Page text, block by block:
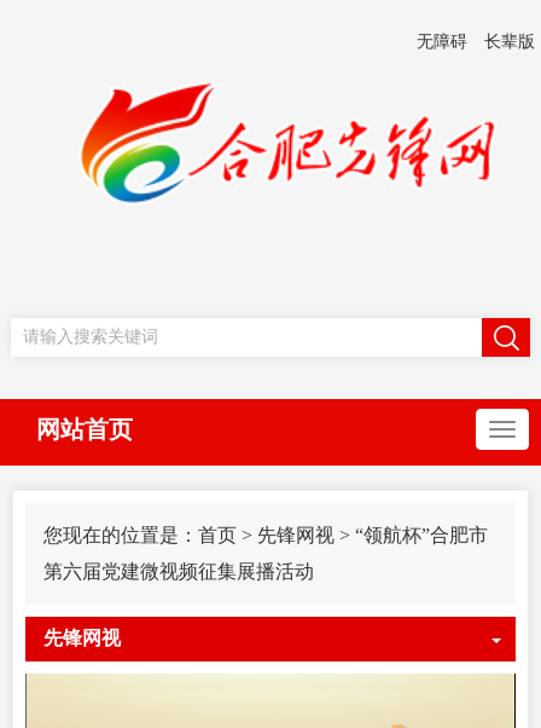
无障碍 长辈版
网站首页
您现在的位置是： 首页 > 先锋网视 > “领航杯”合肥市
第六届党建微视频征集展播活动
先锋网视